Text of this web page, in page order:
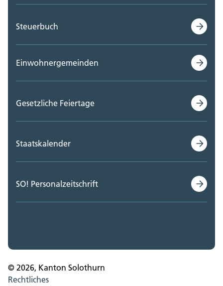
Steuerbuch
Einwohnergemeinden
Gesetzliche Feiertage
Staatskalender
SO! Personalzeitschrift
© 2026, Kanton Solothurn
Rechtliches